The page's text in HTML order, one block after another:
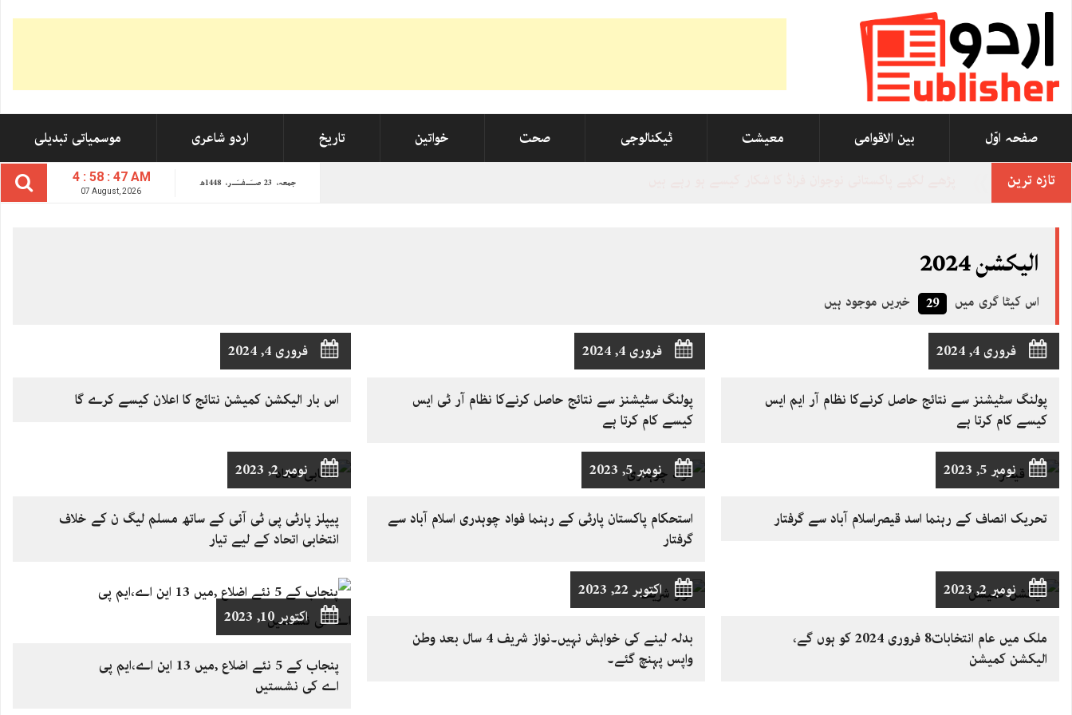
صفحہ اوّل بین الاقوامی معیشت ٹیکنالوجی صحت خواتین تاریخ اردو شاعری موسمیاتی تبدیلی
4 : 58 : 48 AM
07 August, 2026
جمعہ، 23 صــَــفــَــر، 1448ھ تازہ ترین
الیکشن 2024
اس کیٹا گری میں 29 خبریں موجود ہیں
فروری 4, 2024
پولنگ سٹیشنز سے نتائج حاصل کرنےکا نظام آر ایم ایس
کیسے کام کرتا ہے
فروری 4, 2024
پولنگ سٹیشنز سے نتائج حاصل کرنےکا نظام آر ٹی ایس
کیسے کام کرتا ہے
فروری 4, 2024
اس بار الیکشن کمیشن نتائج کا اعلان کیسے کرے گا
نومبر 5, 2023
تحریک انصاف کے رہنما اسد قیصراسلام آباد سے گرفتار
نومبر 5, 2023
استحکام پاکستان پارٹی کے رہنما فواد چوہدری اسلام آباد سے
گرفتار
نومبر 2, 2023
پیپلز پارٹی پی ٹی آئی کے ساتھ مسلم لیگ ن کے خلاف
انتخابی اتحاد کے لیے تیار
نومبر 2, 2023
ملک میں عام انتخابات8 فروری 2024 کو ہوں گے،
الیکشن کمیشن
اکتوبر 22, 2023
بدلہ لینے کی خواہش نہیں۔نواز شریف 4 سال بعد وطن
واپس پہنچ گئے۔
اکتوبر 10, 2023
پنجاب کے 5 نئے اضلاع ,میں 13 این اے،ایم پی
اے کی نشستیں